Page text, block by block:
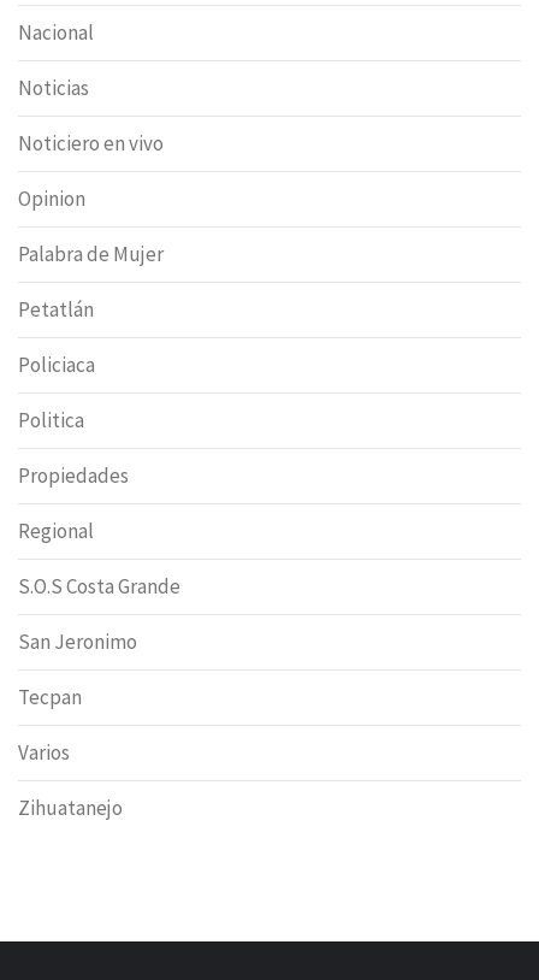
Nacional
Noticias
Noticiero en vivo
Opinion
Palabra de Mujer
Petatlán
Policiaca
Politica
Propiedades
Regional
S.O.S Costa Grande
San Jeronimo
Tecpan
Varios
Zihuatanejo